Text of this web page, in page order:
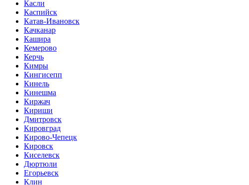
Касли
Каспийск
Катав-Ивановск
Качканар
Кашира
Кемерово
Керчь
Кимры
Кингисепп
Кинель
Кинешма
Киржач
Кириши
Дмитровск
Кировград
Кирово-Чепецк
Кировск
Киселевск
Дюртюли
Егорьевск
Клин